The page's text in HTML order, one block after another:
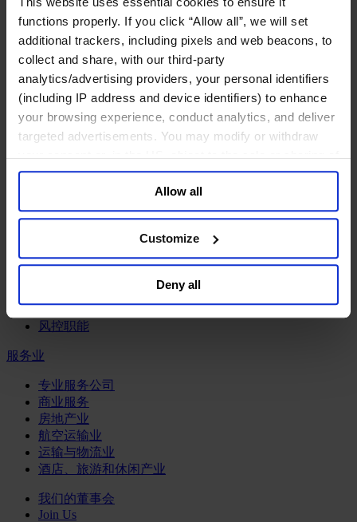
functions properly. If you click “Allow all”, we will set
additional trackers, including pixels and web beacons, to
collect and share, with our third-party
analytics/advertising providers, your personal identifiers
(including IP address and device identifiers) to enhance
your browsing experience, conduct analytics, and deliver
targeted advertisements. You may modify or withdraw
your consent or, in the US, object to the sale or sharing of
your data for targeted advertising, by clicking “Do Not
Sell or Share My Personal Information” in the footer of
the website. You must opt-out of each device and each
browser. For additional information and retention terms
general collection and use of personal information see
Allow all
Customize
Deny all
工业
化工与过程工业咨询团队
机械与工业技术
汽车与交通设备
能源业
金属与矿业
金融服务业
主权财富基金
保险业
投资银行、企业银行与金融市场
私募股权投资行业
财富管理
零售金融服务
风控职能
服务业
专业服务公司
商业服务
房地产业
航空运输业
运输与物流业
酒店、旅游和休闲产业
我们的董事会
Join Us